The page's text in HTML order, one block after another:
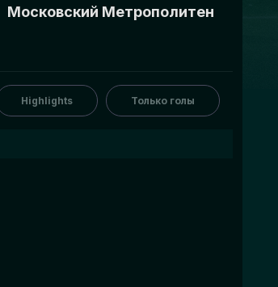
Московский Метрополитен
Highlights Только голы